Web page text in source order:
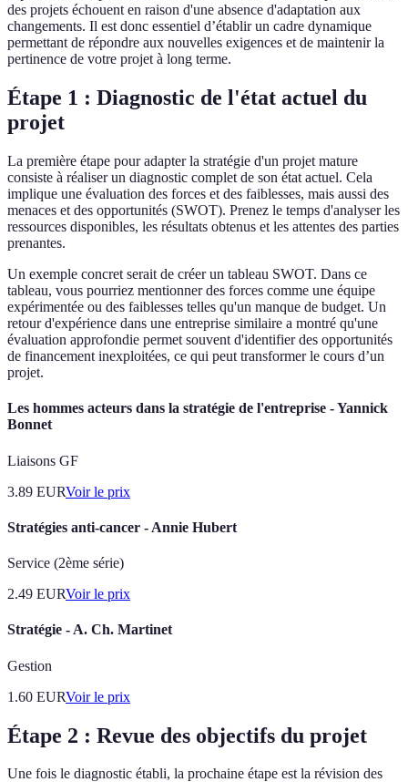
des projets échouent en raison d'une absence d'adaptation aux
changements. Il est donc essentiel d’établir un cadre dynamique
permettant de répondre aux nouvelles exigences et de maintenir la
pertinence de votre projet à long terme.
Étape 1 : Diagnostic de l'état actuel du
projet
La première étape pour adapter la stratégie d'un projet mature
consiste à réaliser un diagnostic complet de son état actuel. Cela
implique une évaluation des forces et des faiblesses, mais aussi des
menaces et des opportunités (SWOT). Prenez le temps d'analyser les
ressources disponibles, les résultats obtenus et les attentes des parties
prenantes.
Un exemple concret serait de créer un tableau SWOT. Dans ce
tableau, vous pourriez mentionner des forces comme une équipe
expérimentée ou des faiblesses telles qu'un manque de budget. Un
retour d'expérience dans une entreprise similaire a montré qu'une
évaluation approfondie permet souvent d'identifier des opportunités
de financement inexploitées, ce qui peut transformer le cours d’un
projet.
Les hommes acteurs dans la stratégie de l'entreprise - Yannick
Bonnet
Liaisons GF
3.89 EURVoir le prix
Stratégies anti-cancer - Annie Hubert
Service (2ème série)
2.49 EURVoir le prix
Stratégie - A. Ch. Martinet
Gestion
1.60 EURVoir le prix
Étape 2 : Revue des objectifs du projet
Une fois le diagnostic établi, la prochaine étape est la révision des